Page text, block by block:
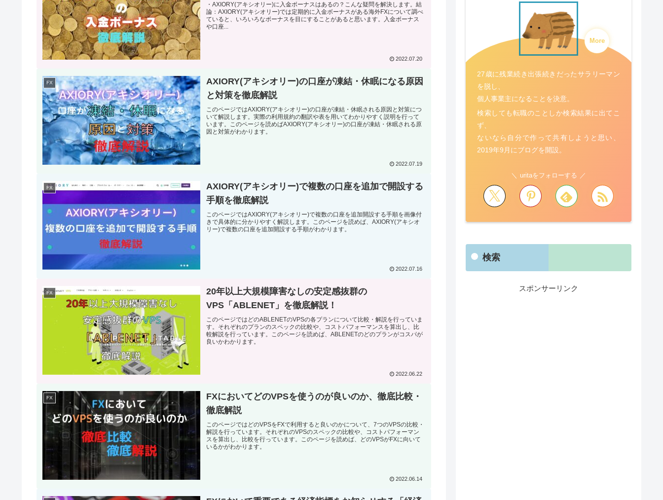
・AXIORY(アキシオリー)に入金ボーナスはあるの？こんな疑問を解決します。結
論：AXIORY(アキシオリー)では定期的に入金ボーナスがある海外FXについて調べ
ていると、いろいろなボーナスを目にすることがあると思います。入金ボーナス
や口座...
2022.07.20
FX
AXIORY(アキシオリー)の口座が凍結・休眠になる原因
と対策を徹底解説
このページではAXIORY(アキシオリー)の口座が凍結・休眠される原因と対策につ
いて解説します。実際の利用規約の翻訳や表を用いてわかりやすく説明を行って
います。このページを読めばAXIORY(アキシオリー)の口座が凍結・休眠される原
因と対策がわかります。
2022.07.19
FX
AXIORY(アキシオリー)で複数の口座を追加で開設する
手順を徹底解説
このページではAXIORY(アキシオリー)で複数の口座を追加開設する手順を画像付
きで具体的に分かりやすく解説します。このページを読めば、AXIORY(アキシオ
リー)で複数の口座を追加開設する手順がわかります。
2022.07.16
FX
20年以上大規模障害なしの安定感抜群の
VPS「ABLENET」を徹底解説！
このページではどのABLENETのVPSの各プランについて比較・解説を行っていま
す。それぞれのプランのスペックの比較や、コストパフォーマンスを算出し、比
較解説を行っています。このページを読めば、ABLENETのどのプランがコスパが
良いかわかります。
2022.06.22
FX
FXにおいてどのVPSを使うのが良いのか、徹底比較・
徹底解説
このページではどのVPSをFXで利用すると良いのかについて、7つのVPSの比較・
解説を行っています。それぞれのVPSのスペックの比較や、コストパフォーマン
スを算出し、比較を行っています。このページを読めば、どのVPSがFXに向いて
いるかがわかります。
2022.06.14
27歳に残業続き出張続きだったサラリーマン
を脱し、
個人事業主になることを決意。
検索しても転職のことしか検索結果に出てこ
ず、
ないなら自分で作って共有しようと思い、
2019年9月にブログを開設。
More
uritaをフォローする
検索
スポンサーリンク